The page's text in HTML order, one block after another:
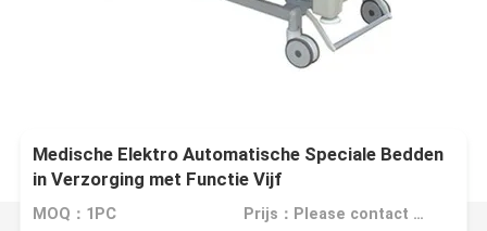
Medische Elektro Automatische Speciale Bedden
in Verzorging met Functie Vijf
MOQ：1PC Prijs：Please contact with us